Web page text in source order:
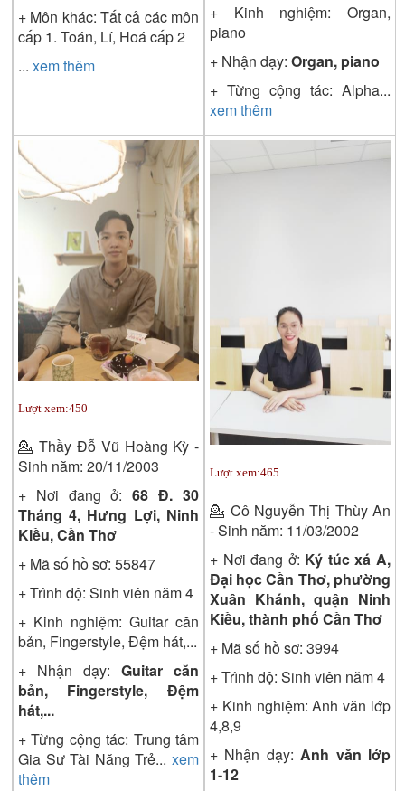
+ Môn khác: Tất cả các môn
cấp 1. Toán, Lí, Hoá cấp 2
... xem thêm
+ Kinh nghiệm: Organ,
piano
+ Nhận dạy: Organ, piano
+ Từng cộng tác: Alpha...
xem thêm
Lượt xem:450
💁Thầy Đỗ Vũ Hoàng Kỳ -
Sinh năm: 20/11/2003
+ Nơi đang ở:68 Đ. 30
Tháng 4, Hưng Lợi, Ninh
Kiều, Cần Thơ
+ Mã số hồ sơ: 55847
+ Trình độ: Sinh viên năm 4
+ Kinh nghiệm: Guitar căn
bản, Fingerstyle, Đệm hát,...
+ Nhận dạy: Guitar căn
bản, Fingerstyle, Đệm
hát,...
+ Từng cộng tác: Trung tâm
Gia Sư Tài Năng Trẻ... xem
thêm
Lượt xem:465
💁 Cô Nguyễn Thị Thùy An
- Sinh năm: 11/03/2002
+ Nơi đang ở: Ký túc xá A,
Đại học Cần Thơ, phường
Xuân Khánh, quận Ninh
Kiều, thành phố Cần Thơ
+ Mã số hồ sơ: 3994
+ Trình độ: Sinh viên năm 4
+ Kinh nghiệm: Anh văn lớp
4,8,9
+ Nhận dạy:Anh văn lớp
1-12